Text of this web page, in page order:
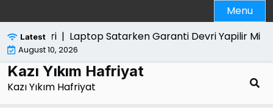
to
content
Menu
Latest | Laptop Satarken Garanti Devri Yapilir Mi |
August 10, 2026
Kazı Yıkım Hafriyat
Kazı Yıkım Hafriyat